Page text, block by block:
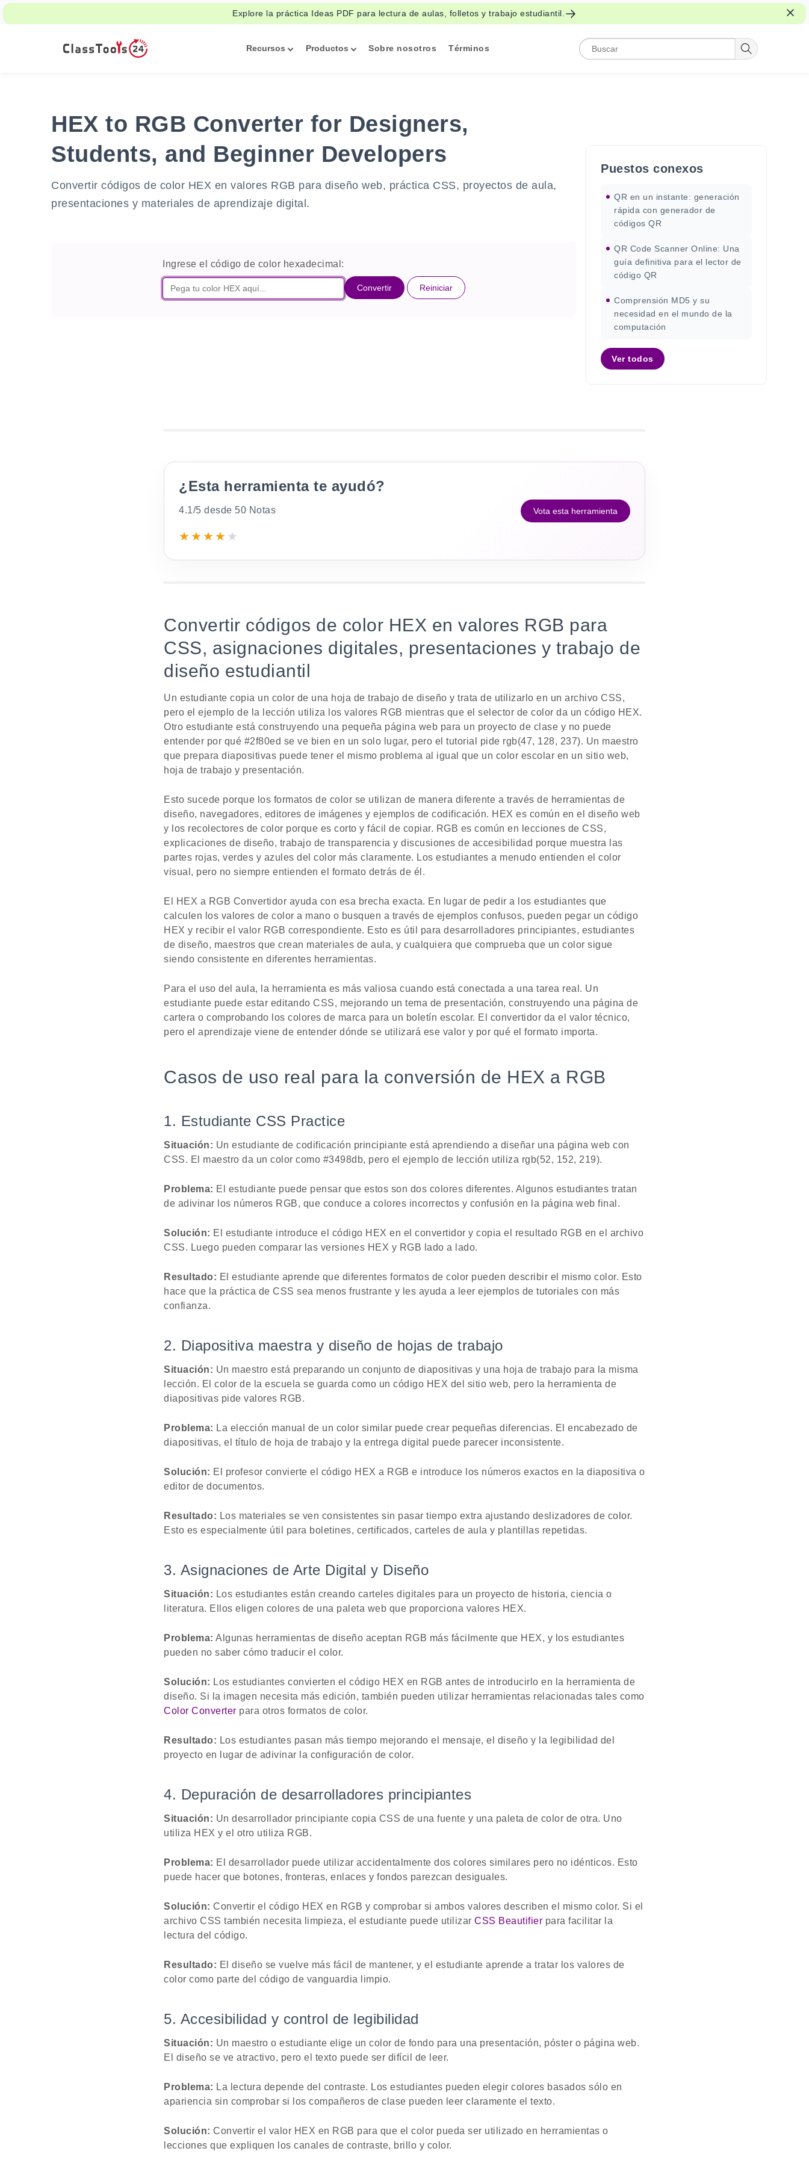
Explore la práctica Ideas PDF para lectura de aulas, folletos y trabajo estudiantil.
Recursos Productos Sobre nosotros Términos
HEX to RGB Converter for Designers,
Students, and Beginner Developers
Convertir códigos de color HEX en valores RGB para diseño web, práctica CSS, proyectos de aula,
presentaciones y materiales de aprendizaje digital.
Ingrese el código de color hexadecimal:
Convertir Reiniciar
Puestos conexos
QR en un instante: generación
rápida con generador de
códigos QR
QR Code Scanner Online: Una
guía definitiva para el lector de
código QR
Comprensión MD5 y su
necesidad en el mundo de la
computación
Ver todos
¿Esta herramienta te ayudó?
4.1/5 desde 50 Notas
★★★★ ★
Vota esta herramienta
Convertir códigos de color HEX en valores RGB para
CSS, asignaciones digitales, presentaciones y trabajo de
diseño estudiantil
Un estudiante copia un color de una hoja de trabajo de diseño y trata de utilizarlo en un archivo CSS,
pero el ejemplo de la lección utiliza los valores RGB mientras que el selector de color da un código HEX.
Otro estudiante está construyendo una pequeña página web para un proyecto de clase y no puede
entender por qué #2f80ed se ve bien en un solo lugar, pero el tutorial pide rgb(47, 128, 237). Un maestro
que prepara diapositivas puede tener el mismo problema al igual que un color escolar en un sitio web,
hoja de trabajo y presentación.
Esto sucede porque los formatos de color se utilizan de manera diferente a través de herramientas de
diseño, navegadores, editores de imágenes y ejemplos de codificación. HEX es común en el diseño web
y los recolectores de color porque es corto y fácil de copiar. RGB es común en lecciones de CSS,
explicaciones de diseño, trabajo de transparencia y discusiones de accesibilidad porque muestra las
partes rojas, verdes y azules del color más claramente. Los estudiantes a menudo entienden el color
visual, pero no siempre entienden el formato detrás de él.
El HEX a RGB Convertidor ayuda con esa brecha exacta. En lugar de pedir a los estudiantes que
calculen los valores de color a mano o busquen a través de ejemplos confusos, pueden pegar un código
HEX y recibir el valor RGB correspondiente. Esto es útil para desarrolladores principiantes, estudiantes
de diseño, maestros que crean materiales de aula, y cualquiera que comprueba que un color sigue
siendo consistente en diferentes herramientas.
Para el uso del aula, la herramienta es más valiosa cuando está conectada a una tarea real. Un
estudiante puede estar editando CSS, mejorando un tema de presentación, construyendo una página de
cartera o comprobando los colores de marca para un boletín escolar. El convertidor da el valor técnico,
pero el aprendizaje viene de entender dónde se utilizará ese valor y por qué el formato importa.
Casos de uso real para la conversión de HEX a RGB
1. Estudiante CSS Practice
Situación: Un estudiante de codificación principiante está aprendiendo a diseñar una página web con
CSS. El maestro da un color como #3498db, pero el ejemplo de lección utiliza rgb(52, 152, 219).
Problema: El estudiante puede pensar que estos son dos colores diferentes. Algunos estudiantes tratan
de adivinar los números RGB, que conduce a colores incorrectos y confusión en la página web final.
Solución: El estudiante introduce el código HEX en el convertidor y copia el resultado RGB en el archivo
CSS. Luego pueden comparar las versiones HEX y RGB lado a lado.
Resultado: El estudiante aprende que diferentes formatos de color pueden describir el mismo color. Esto
hace que la práctica de CSS sea menos frustrante y les ayuda a leer ejemplos de tutoriales con más
confianza.
2. Diapositiva maestra y diseño de hojas de trabajo
Situación: Un maestro está preparando un conjunto de diapositivas y una hoja de trabajo para la misma
lección. El color de la escuela se guarda como un código HEX del sitio web, pero la herramienta de
diapositivas pide valores RGB.
Problema: La elección manual de un color similar puede crear pequeñas diferencias. El encabezado de
diapositivas, el título de hoja de trabajo y la entrega digital puede parecer inconsistente.
Solución: El profesor convierte el código HEX a RGB e introduce los números exactos en la diapositiva o
editor de documentos.
Resultado: Los materiales se ven consistentes sin pasar tiempo extra ajustando deslizadores de color.
Esto es especialmente útil para boletines, certificados, carteles de aula y plantillas repetidas.
3. Asignaciones de Arte Digital y Diseño
Situación: Los estudiantes están creando carteles digitales para un proyecto de historia, ciencia o
literatura. Ellos eligen colores de una paleta web que proporciona valores HEX.
Problema: Algunas herramientas de diseño aceptan RGB más fácilmente que HEX, y los estudiantes
pueden no saber cómo traducir el color.
Solución: Los estudiantes convierten el código HEX en RGB antes de introducirlo en la herramienta de
diseño. Si la imagen necesita más edición, también pueden utilizar herramientas relacionadas tales como
Color Converter para otros formatos de color.
Resultado: Los estudiantes pasan más tiempo mejorando el mensaje, el diseño y la legibilidad del
proyecto en lugar de adivinar la configuración de color.
4. Depuración de desarrolladores principiantes
Situación: Un desarrollador principiante copia CSS de una fuente y una paleta de color de otra. Uno
utiliza HEX y el otro utiliza RGB.
Problema: El desarrollador puede utilizar accidentalmente dos colores similares pero no idénticos. Esto
puede hacer que botones, fronteras, enlaces y fondos parezcan desiguales.
Solución: Convertir el código HEX en RGB y comprobar si ambos valores describen el mismo color. Si el
archivo CSS también necesita limpieza, el estudiante puede utilizar CSS Beautifier para facilitar la
lectura del código.
Resultado: El diseño se vuelve más fácil de mantener, y el estudiante aprende a tratar los valores de
color como parte del código de vanguardia limpio.
5. Accesibilidad y control de legibilidad
Situación: Un maestro o estudiante elige un color de fondo para una presentación, póster o página web.
El diseño se ve atractivo, pero el texto puede ser difícil de leer.
Problema: La lectura depende del contraste. Los estudiantes pueden elegir colores basados sólo en
apariencia sin comprobar si los compañeros de clase pueden leer claramente el texto.
Solución: Convertir el valor HEX en RGB para que el color pueda ser utilizado en herramientas o
lecciones que expliquen los canales de contraste, brillo y color.